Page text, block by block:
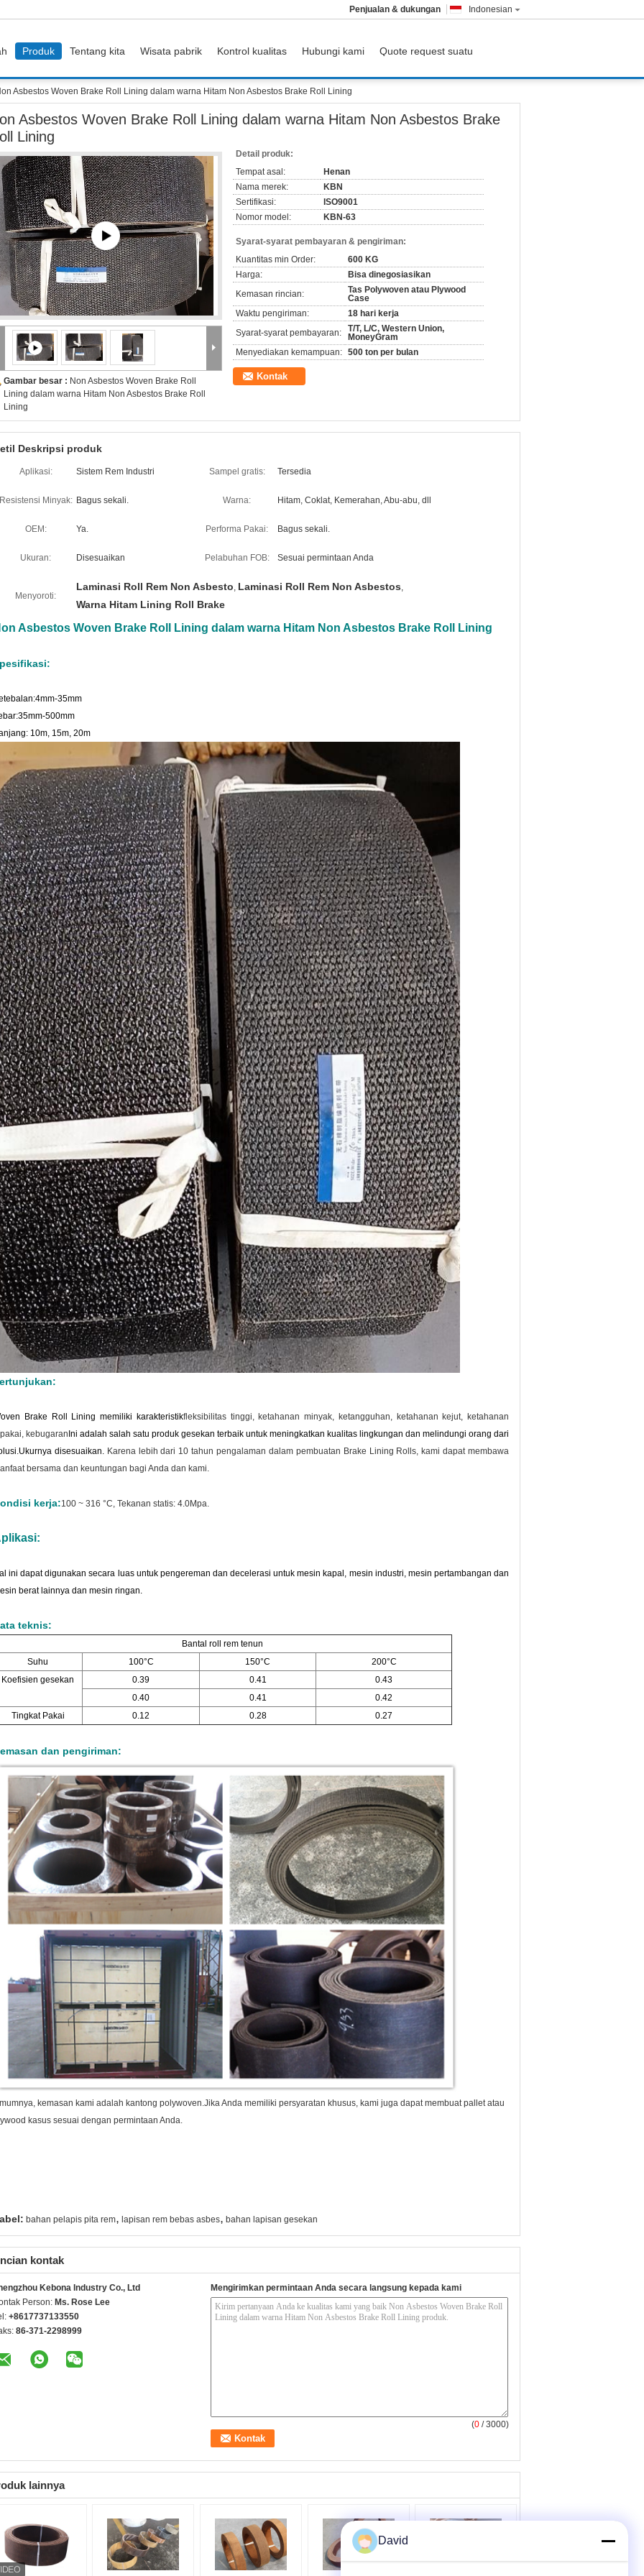
Indonesian
Penjualan & dukungan
Produk Tentang kita Wisata pabrik Kontrol kualitas Hubungi kami Quote request suatu
Asbestos Woven Brake Roll Lining dalam warna Hitam Non Asbestos Brake Roll Lining
Asbestos Woven Brake Roll Lining dalam warna Hitam Non Asbestos Brake
Lining
Gambar besar : Non Asbestos Woven Brake Roll
Lining dalam warna Hitam Non Asbestos Brake Roll
Lining
Detail produk:
Tempat asal:
Henan
Nama merek:
KBN
Sertifikasi:
ISO9001
Nomor model:
KBN-63
Syarat-syarat pembayaran & pengiriman:
Kuantitas min Order:
600 KG
Harga:
Bisa dinegosiasikan
Kemasan rincian:
Tas Polywoven atau Plywood
Case
Waktu pengiriman:
18 hari kerja
Syarat-syarat pembayaran:
T/T, L/C, Western Union,
MoneyGram
Menyediakan kemampuan: 500 ton per bulan
Kontak
Deskripsi produk
Aplikasi: Sistem Rem Industri Sampel gratis: Tersedia
Minyak: Bagus sekali. Warna: Hitam, Coklat, Kemerahan, Abu-abu, dll
OEM: Ya. Performa Pakai: Bagus sekali.
Ukuran: Disesuaikan Pelabuhan FOB: Sesuai permintaan Anda
Menyoroti:
Laminasi Roll Rem Non Asbesto, Laminasi Roll Rem Non Asbestos,
Warna Hitam Lining Roll Brake
Asbestos Woven Brake Roll Lining dalam warna Hitam Non Asbestos Brake Roll Lining
35mm
500mm
10m, 15m, 20m
Brake Roll Lining memiliki karakteristikfleksibilitas tinggi, ketahanan minyak, ketangguhan, ketahanan kejut, ketahanan
kebugaran Ini adalah salah satu produk gesekan terbaik untuk meningkatkan kualitas lingkungan dan melindungi orang dari
Ukurnya disesuaikan. Karena lebih dari 10 tahun pengalaman dalam pembuatan Brake Lining Rolls, kami dapat membawa
bersama dan keuntungan bagi Anda dan kami.
kerja:100 ~ 316 °C, Tekanan statis: 4.0Mpa.
ini dapat digunakan secara luas untuk pengereman dan decelerasi untuk mesin kapal, mesin industri, mesin pertambangan dan
berat lainnya dan mesin ringan.
teknis:
Bantal roll rem tenun
Suhu
100°C 150°C
200°C
Koefisien gesekan
0.39 0.41
0.43
0.40
0.41
0.42
Tingkat Pakai
0.12 0.28 0.27
dan pengiriman:
kemasan kami adalah kantong polywoven.Jika Anda memiliki persyaratan khusus, kami juga dapat membuat pallet atau
kasus sesuai dengan permintaan Anda.
bahan pelapis pita rem, lapisan rem bebas asbes, bahan lapisan gesekan
kontak
Kebona Industry Co., Ltd
Person: Ms. Rose Lee
+8617737133550
86-371-2298999
Mengirimkan permintaan Anda secara langsung kepada kami
(0 / 3000)
lainnya
David